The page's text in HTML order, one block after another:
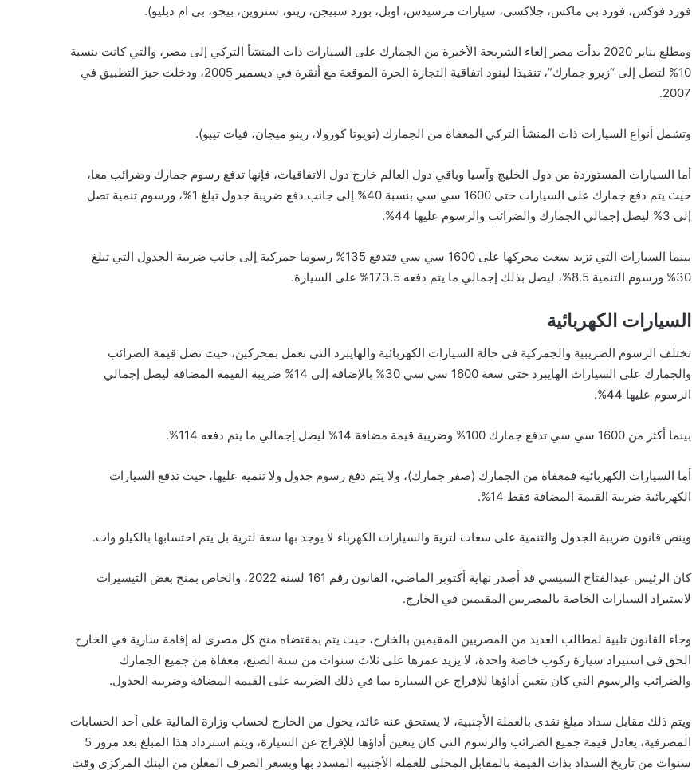
فورد فوكس، فورد بي ماكس، جلاكسي، سيارات مرسيدس، اوبل، بورد سبيجن، رينو، ستروين، بيجو، بي ام دبليو).
ومطلع يناير 2020 بدأت مصر إلغاء الشريحة الأخيرة من الجمارك على السيارات ذات المنشأ التركي إلى مصر، والتي كانت بنسبة
10% لتصل إلى “زيرو جمارك”، تنفيذا لبنود اتفاقية التجارة الحرة الموقعة مع أنقرة في ديسمبر 2005، ودخلت حيز التطبيق في
2007.
وتشمل أنواع السيارات ذات المنشأ التركي المعفاة من الجمارك (تويوتا كورولا، رينو ميجان، فيات تيبو).
أما السيارات المستوردة من دول الخليج وآسيا وباقي دول العالم خارج دول الاتفاقيات، فإنها تدفع رسوم جمارك وضرائب معا،
حيث يتم دفع جمارك على السيارات حتى 1600 سي سي بنسبة 40% إلى جانب دفع ضريبة جدول تبلغ 1%، ورسوم تنمية تصل
إلى 3% ليصل إجمالي الجمارك والضرائب والرسوم عليها 44%.
بينما السيارات التي تزيد سعت محركها على 1600 سي سي فتدفع 135% رسوما جمركية إلى جانب ضريبة الجدول التي تبلغ
30% ورسوم التنمية 8.5%، ليصل بذلك إجمالي ما يتم دفعه 173.5% على السيارة.
السيارات الكهربائية
تختلف الرسوم الضريبية والجمركية فى حالة السيارات الكهربائية والهايبرد التي تعمل بمحركين، حيث تصل قيمة الضرائب
والجمارك على السيارات الهايبرد حتى سعة 1600 سي سي 30% بالإضافة إلى 14% ضريبة القيمة المضافة ليصل إجمالي
الرسوم عليها 44%.
بينما أكثر من 1600 سي سي تدفع جمارك 100% وضريبة قيمة مضافة 14% ليصل إجمالي ما يتم دفعه 114%.
أما السيارات الكهربائية فمعفاة من الجمارك (صفر جمارك)، ولا يتم دفع رسوم جدول ولا تنمية عليها، حيث تدفع السيارات
الكهربائية ضريبة القيمة المضافة فقط 14%.
وينص قانون ضريبة الجدول والتنمية على سعات لترية والسيارات الكهرباء لا يوجد بها سعة لترية بل يتم احتسابها بالكيلو وات.
كان الرئيس عبدالفتاح السيسي قد أصدر نهاية أكتوبر الماضي، القانون رقم 161 لسنة 2022، والخاص بمنح بعض التيسيرات
لاستيراد السيارات الخاصة بالمصريين المقيمين في الخارج.
وجاء القانون تلبية لمطالب العديد من المصريين المقيمين بالخارج، حيث يتم بمقتضاه منح كل مصرى له إقامة سارية في الخارج
الحق في استيراد سيارة ركوب خاصة واحدة، لا يزيد عمرها على ثلاث سنوات من سنة الصنع، معفاة من جميع الجمارك
والضرائب والرسوم التي كان يتعين أداؤها للإفراج عن السيارة بما في ذلك الضريبة على القيمة المضافة وضريبة الجدول.
ويتم ذلك مقابل سداد مبلغ نقدى بالعملة الأجنبية، لا يستحق عنه عائد، يحول من الخارج لحساب وزارة المالية على أحد الحسابات
المصرفية، يعادل قيمة جميع الضرائب والرسوم التي كان يتعين أداؤها للإفراج عن السيارة، ويتم استرداد هذا المبلغ بعد مرور 5
سنوات من تاريخ السداد بذات القيمة بالمقابل المحلى للعملة الأجنبية المسدد بها وبسعر الصرف المعلن من البنك المركزى وقت